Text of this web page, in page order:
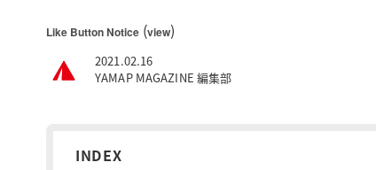
Like Button Notice (view)
2021.02.16
YAMAP MAGAZINE 編集部
INDEX